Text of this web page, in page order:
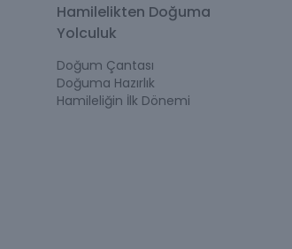
Hamilelikten Doğuma
Yolculuk
Doğum Çantası
Doğuma Hazırlık
Hamileliğin İlk Dönemi